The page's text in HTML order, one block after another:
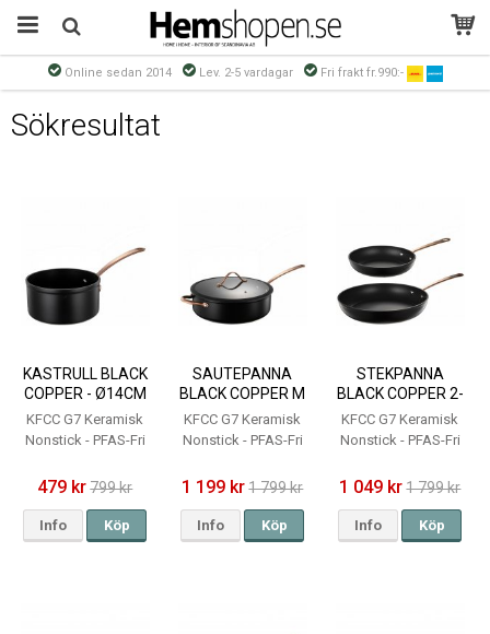
Online sedan 2014 Lev. 2-5 vardagar Fri frakt fr.990:-
Sökresultat
KASTRULL BLACK
COPPER - Ø14CM
0,8L - MODERN
HOUSE
KFCC G7 Keramisk
Nonstick - PFAS-Fri
479 kr 799 kr
Info Köp
SAUTEPANNA
BLACK COPPER M
GLASLOCK -
Ø28CM 6L -
KFCC G7 Keramisk
Nonstick - PFAS-Fri
1 199 kr 1 799 kr
Info Köp
STEKPANNA
BLACK COPPER 2-
SET Ø20CM
Ø28CM - MODERN
KFCC G7 Keramisk
Nonstick - PFAS-Fri
1 049 kr 1 799 kr
Info Köp